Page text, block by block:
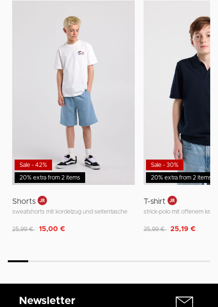
20% extra from 2 items
Sale - 42%
Shorts
sweatshorts mit kordelzug und seitentasche
Reduziert von
25,99 € auf
15,00 €
20% extra from 2 items
Sale - 30%
T-shirt
Reduziert von
35,99 € auf
25,19 €
Newsletter